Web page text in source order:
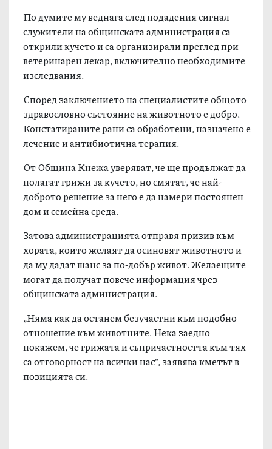
По думите му веднага след подадения сигнал
служители на общинската администрация са
открили кучето и са организирали преглед при
ветеринарен лекар, включително необходимите
изследвания.
Според заключението на специалистите общото
здравословно състояние на животното е добро.
Констатираните рани са обработени, назначено е
лечение и антибиотична терапия.
От Община Кнежа уверяват, че ще продължат да
полагат грижи за кучето, но смятат, че най-
доброто решение за него е да намери постоянен
дом и семейна среда.
Затова администрацията отправя призив към
хората, които желаят да осиновят животното и
да му дадат шанс за по-добър живот. Желаещите
могат да получат повече информация чрез
общинската администрация.
„Няма как да останем безучастни към подобно
отношение към животните. Нека заедно
покажем, че грижата и съпричастността към тях
са отговорност на всички нас“, заявява кметът в
позицията си.